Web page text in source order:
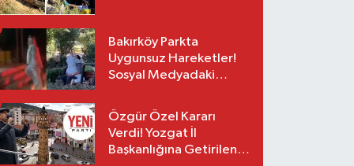
Bakırköy Parkta
Uygunsuz Hareketler!
Sosyal Medyadaki
Gözaltı
Özgür Özel Kararı
Verdi! Yozgat İl
Başkanlığına Getirilen